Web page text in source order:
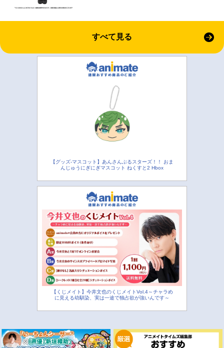
すべて見る
【グッズ-マスコット】あんさんぶるスターズ！！ おま
んじゅうにぎにぎマスコット ねくすと2 Hbox
【くじメイト】今井文也のくじメイトVol.4～チャラめ
に見える幼馴染、実は一途で独占欲が強いんです～